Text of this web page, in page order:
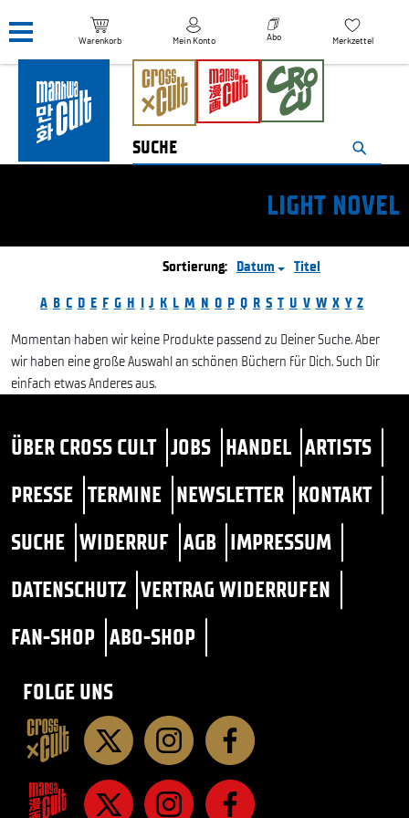
Warenkorb Mein Konto Abo Merkzettel
LIGHT NOVEL
Sortierung: Datum Titel
A B C D E F G H I J K L M N O P Q R S T U V W X Y Z
Momentan haben wir keine Produkte passend zu Deiner Suche. Aber
wir haben eine große Auswahl an schönen Büchern für Dich. Such Dir
einfach etwas Anderes aus.
ÜBER CROSS CULT JOBS HANDEL ARTISTS
PRESSE TERMINE NEWSLETTER KONTAKT
SUCHE WIDERRUF AGB IMPRESSUM
DATENSCHUTZ VERTRAG WIDERRUFEN
FAN-SHOP ABO-SHOP
FOLGE UNS